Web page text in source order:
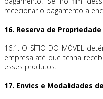
rececionar o pagamento a
16. Reserva de Propriedade
16.1. O SÍTIO DO MÓVEL
empresa até que tenha
esses produtos.
17. Envios e Modalidades